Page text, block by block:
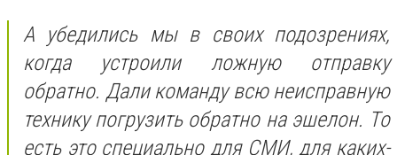
А убедились мы в своих подозрениях,
когда устроили ложную отправку
обратно. Дали команду всю неисправную
технику погрузить обратно на эшелон. То
есть это специально для СМИ, для каких-